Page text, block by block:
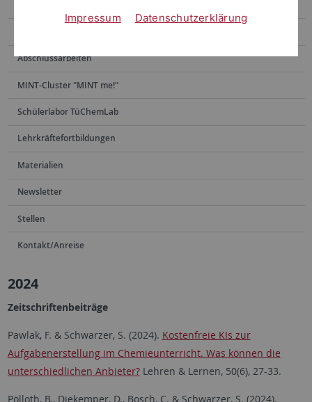
Abschlussarbeiten
MINT-Cluster "MINT me!"
Schülerlabor TüChemLab
Lehrkräftefortbildungen
Materialien
Newsletter
Stellen
Kontakt/Anreise
2024
Zeitschriftenbeiträge
Pawlak, F. & Schwarzer, S. (2024). Kostenfreie KIs zur
Aufgabenerstellung im Chemieunterricht. Was können die
unterschiedlichen Anbieter?Lehren & Lernen, 50(6), 27-33.
Pölloth, B., Diekemper, D., Bosch, C. & Schwarzer, S. (2024).
Impressum Datenschutzerklärung